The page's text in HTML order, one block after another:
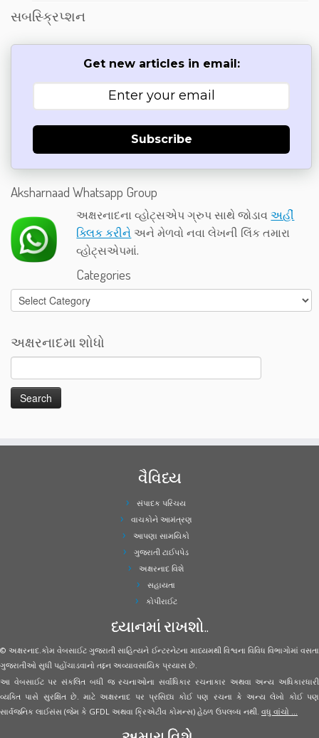
સબસ્ક્રિપ્શન
Get new articles in email:
Subscribe
Aksharnaad Whatsapp Group
અક્ષરનાદના વ્હોટ્સએપ ગ્રુપ સાથે જોડાવઅહીં
ક્લિક કરીને અને મેળવો નવા લેખની લિંક તમારા
વ્હોટ્સએપમાં.
Categories
Categories
અક્ષરનાદમા શોધો
વૈવિધ્ય
સંપાદક પરિચય
વાચકોને આમંત્રણ
આપણા સામયિકો
ગુજરાતી ટાઈપપેડ
અક્ષરનાદ વિશે
સહાયતા
કોપીરાઈટ
ધ્યાનમાં રાખશો..
© અક્ષરનાદ.કોમ વેબસાઈટ ગુજરાતી સાહિત્યને ઈન્ટરનેટના માધ્યમથી વિશ્વના વિવિધ વિભાગોમાં વસતા
ગુજરાતીઓ સુધી પહોંચાડવાનો તદ્દન અવ્યાવસાયિક પ્રયાસ છે.
આ વેબસાઈટ પર સંકલિત બધી જ રચનાઓના સર્વાધિકાર રચનાકાર અથવા અન્ય અધિકારધારી
વ્યક્તિ પાસે સુરક્ષિત છે. માટે અક્ષરનાદ પર પ્રસિધ્ધ કોઈ પણ રચના કે અન્ય લેખો કોઈ પણ
સાર્વજનિક લાઈસંસ (જેમ કે GFDL અથવા ક્રિએટીવ કોમન્સ) હેઠળ ઉપલબ્ધ નથી. વધુ વાંચો ...